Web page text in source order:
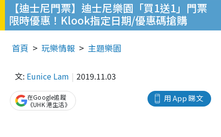
【迪士尼門票】迪士尼樂園「買1送1」門票
限時優惠！Klook指定日期/優惠碼搶購
首頁 玩樂情報 主題樂園
文: Eunice Lam 2019.11.03
用 App 睇文
在Google追蹤
《UHK 港生活》